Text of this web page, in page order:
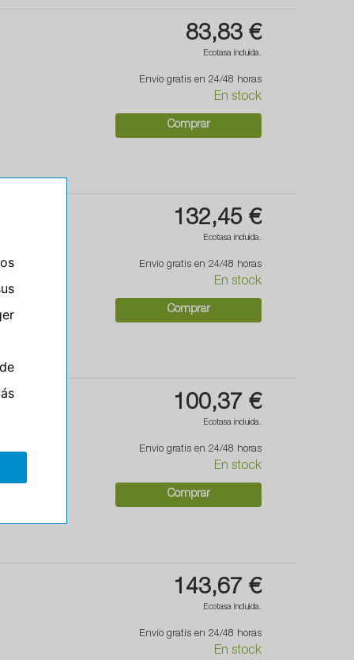
83,83 €
Ecotasa incluida.
Envío gratis en 24/48 horas
En stock
Comprar
132,45 €
Ecotasa incluida.
Envío gratis en 24/48 horas
En stock
Comprar
100,37 €
Ecotasa incluida.
Envío gratis en 24/48 horas
En stock
Comprar
143,67 €
Ecotasa incluida.
Envío gratis en 24/48 horas
En stock